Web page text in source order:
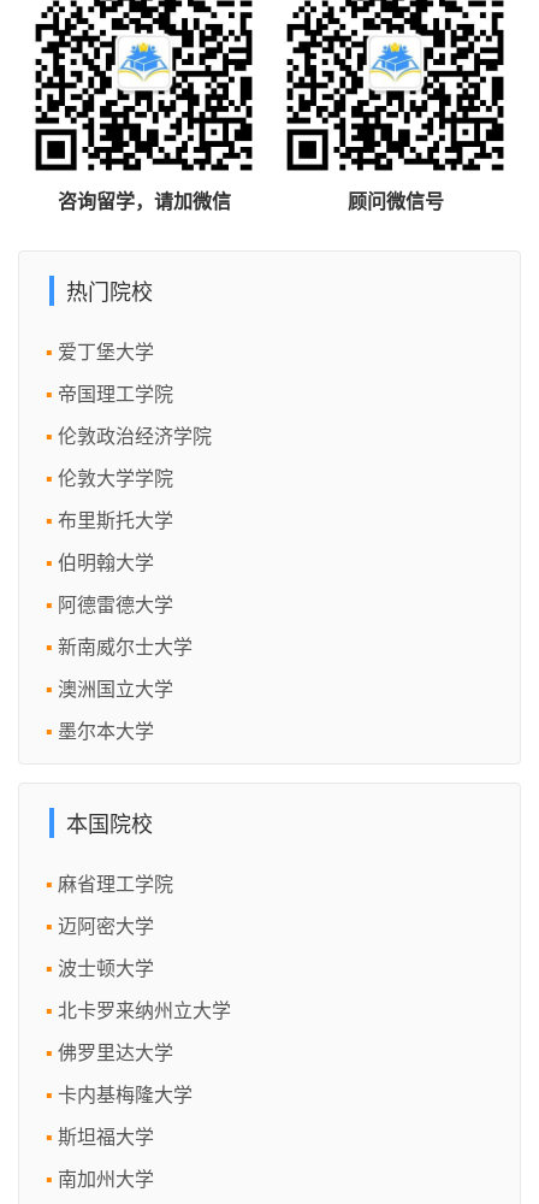
咨询留学，请加微信 顾问微信号
热门院校
爱丁堡大学
帝国理工学院
伦敦政治经济学院
伦敦大学学院
布里斯托大学
伯明翰大学
阿德雷德大学
新南威尔士大学
澳洲国立大学
墨尔本大学
本国院校
麻省理工学院
迈阿密大学
波士顿大学
北卡罗来纳州立大学
佛罗里达大学
卡内基梅隆大学
斯坦福大学
南加州大学